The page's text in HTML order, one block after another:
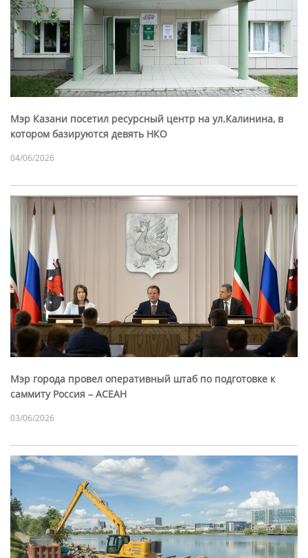
Мэр Казани посетил ресурсный центр на ул.Калинина, в
котором базируются девять НКО
04/06/2026
Мэр города провел оперативный штаб по подготовке к
саммиту Россия – АСЕАН
03/06/2026